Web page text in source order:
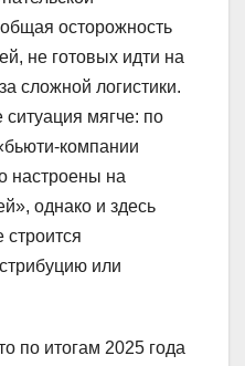
осторожность
не готовых идти на
сложной логистики.
мягче: по
компании
настроены на
однако и здесь
строится
или
по итогам 2025 года